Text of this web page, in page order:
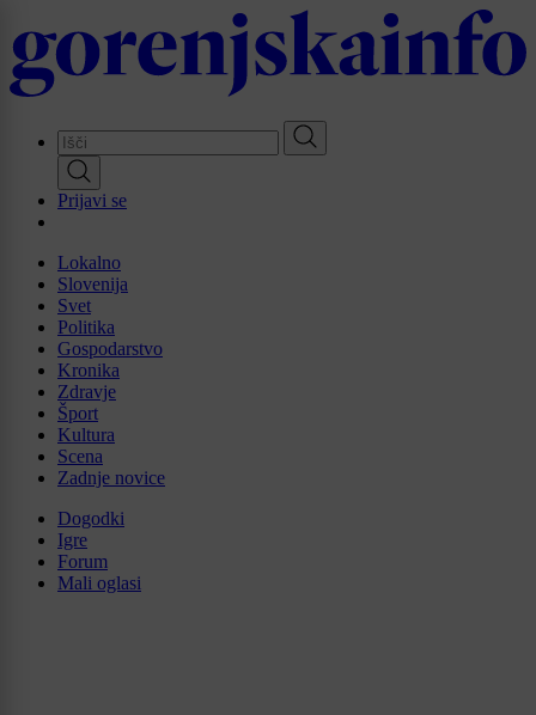
to
main
content
Prijavi se
Lokalno
Slovenija
Svet
Politika
Gospodarstvo
Kronika
Zdravje
Šport
Kultura
Scena
Zadnje novice
Dogodki
Igre
Forum
Mali oglasi